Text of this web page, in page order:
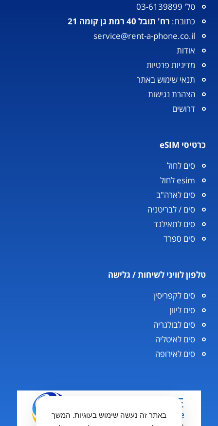
טל' 03-6139899
כתובת: רח' תובל 40 רמת גן קומה 21
service@rent-a-phone.co.il
אודות
מדיניות פרטיות
תנאי שימוש באתר
הצהרת נגישות
דרושים
כרטיסי eSIM
סים לחול
esim לחול
סים לארה"ב
סים / לבריטניה
סים לתאילנד
סים ספרד
טלפון לוויני לשיחות / גלישה
סים לקפריסין
סים ליוון
סים לבולגריה
סים לאיטליה
סים לאירופה
באתר זה נעשה שימוש בעוגיות. המשך